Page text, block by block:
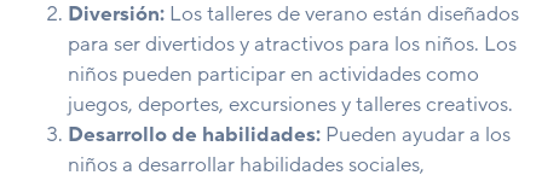
Diversión: Los talleres de verano están diseñados
para ser divertidos y atractivos para los niños. Los
niños pueden participar en actividades como
juegos, deportes, excursiones y talleres creativos.
Desarrollo de habilidades: Pueden ayudar a los
niños a desarrollar habilidades sociales,